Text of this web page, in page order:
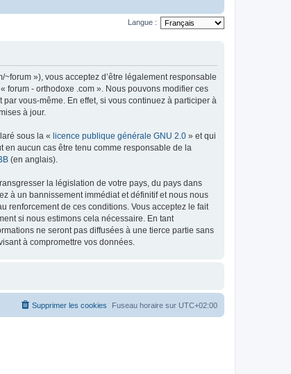
Langue :
»), vous acceptez d’être légalement responsable
forum - orthodoxe .com ». Nous pouvons modifier ces
vous-même. En effet, si vous continuez à participer à
à jour.
sous la « licence publique générale GNU 2.0 » et qui
aucun cas être tenu comme responsable de la
(en anglais).
la législation de votre pays, du pays dans
à un bannissement immédiat et définitif et nous nous
renforcement de ces conditions. Vous acceptez le fait
si nous estimons cela nécessaire. En tant
ne seront pas diffusées à une tierce partie sans
à compromettre vos données.
Fuseau horaire sur UTC+02:00
Supprimer les cookies